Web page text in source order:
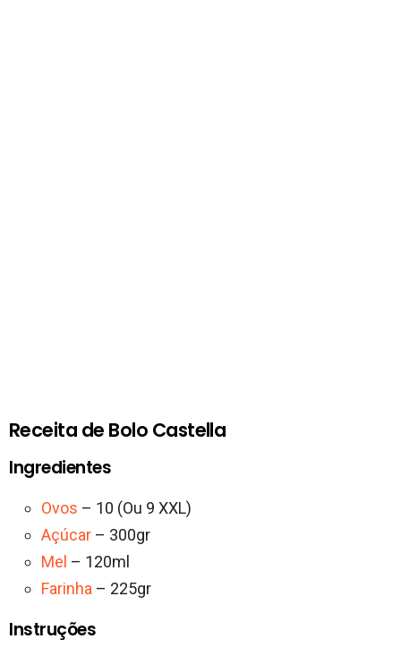
Receita de Bolo Castella
Ingredientes
Ovos – 10 (Ou 9 XXL)
Açúcar – 300gr
Mel – 120ml
Farinha – 225gr
Instruções